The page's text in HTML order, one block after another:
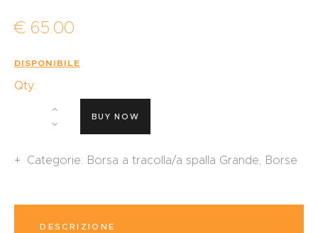
€ 65.00
DISPONIBILE
Qty.:
BUY NOW
Categorie: Borsa a tracolla/a spalla Grande Borse
DESCRIZIONE